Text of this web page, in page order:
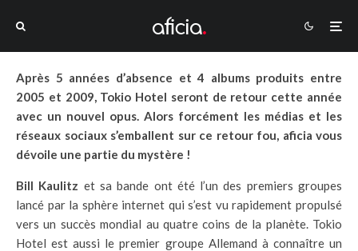
Après 5 années d’absence et 4 albums produits entre
2005 et 2009, Tokio Hotel seront de retour cette année
avec un nouvel opus. Alors forcément les médias et les
réseaux sociaux s’emballent sur ce retour fou, aficia vous
dévoile une partie du mystère !
Bill Kaulitz et sa bande ont été l’un des premiers groupes
lancé par la sphère internet qui s’est vu rapidement propulsé
vers un succès mondial au quatre coins de la planète. Tokio
Hotel est aussi le premier groupe Allemand à connaître un